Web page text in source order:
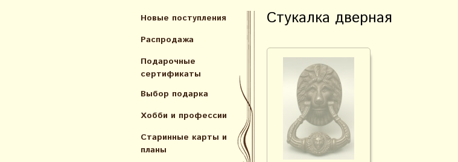
Новые поступления
Распродажа
Подарочные
сертификаты
Выбор подарка
Хобби и профессии
Старинные карты и
планы
Стукалка дверная